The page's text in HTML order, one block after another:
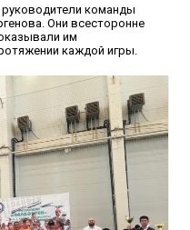
команды
Они всесторонне
им
каждой игры.